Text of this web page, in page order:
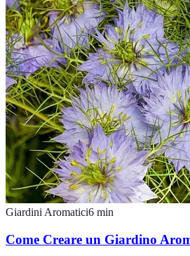
Giardini Aromatici6 min
Come Creare un Giardino